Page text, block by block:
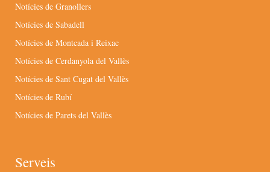
Notícies de Granollers
Notícies de Sabadell
Notícies de Montcada i Reixac
Notícies de Cerdanyola del Vallès
Notícies de Sant Cugat del Vallès
Notícies de Rubí
Notícies de Parets del Vallès
Serveis